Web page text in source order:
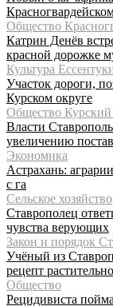
Общество
Катрин Денёв
красной дорожке
Культура
Участок дороги,
Курском округе
Общество Курский
Власти
увеличению
Экономика
Астрахань:
с га
Сельское хозяйство
Ставрополец
чувства верующих
Закон и порядок
Учёный из
рецепт
Общество
Рецидивиста